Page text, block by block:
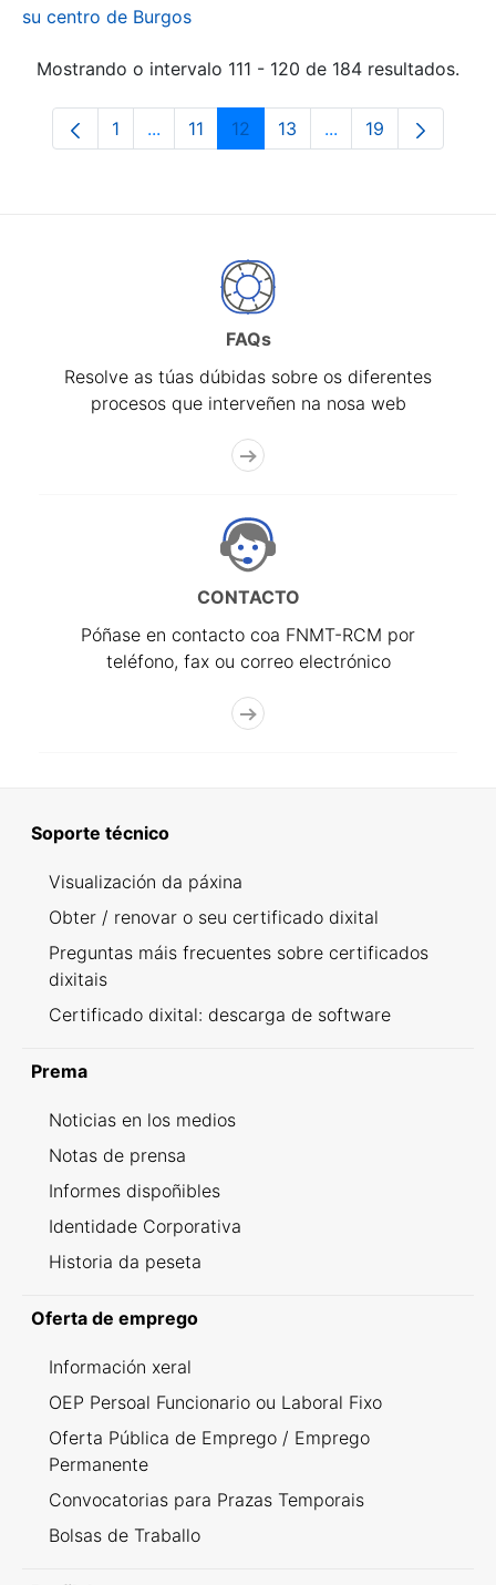
su centro de Burgos
Mostrando o intervalo 111 - 120 de 184 resultados.
Páxina
1 ...Páxinas intermedias Use pestaña para
Páxina
11 Páxina
12 Páxina
13 ...PáxinasPáxina
19
FAQs
Resolve as túas dúbidas sobre os diferentes
procesos que interveñen na nosa web
CONTACTO
Póñase en contacto coa FNMT-RCM por
teléfono, fax ou correo electrónico
Soporte técnico
Visualización da páxina
Obter / renovar o seu certificado dixital
Preguntas máis frecuentes sobre certificados
dixitais
Certificado dixital: descarga de software
Prema
Noticias en los medios
Notas de prensa
Informes dispoñibles
Identidade Corporativa
Historia da peseta
Oferta de emprego
Información xeral
OEP Persoal Funcionario ou Laboral Fixo
Oferta Pública de Emprego / Emprego
Permanente
Convocatorias para Prazas Temporais
Bolsas de Traballo